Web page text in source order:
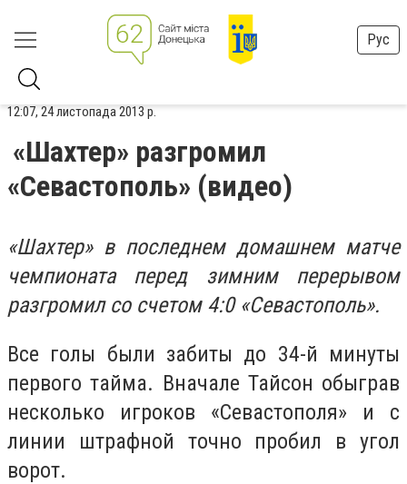
Рус
12:07, 24 листопада 2013 р.
«Шахтер» разгромил
«Севастополь» (видео)
«Шахтер» в последнем домашнем матче
чемпионата перед зимним перерывом
разгромил со счетом 4:0 «Севастополь».
Все голы были забиты до 34-й минуты
первого тайма. Вначале Тайсон обыграв
несколько игроков «Севастополя» и с
линии штрафной точно пробил в угол
ворот.